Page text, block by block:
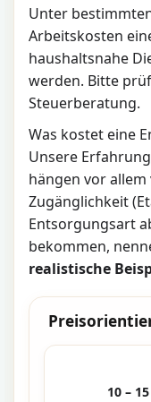
Unter
Arbeitskosten
haushaltsnahe
werden. Bitte
Steuerberatung.
Was kostet eine
Unsere
hängen vor
Zugänglichkeit
Entsorgungsart
bekommen,
realistische
10 –